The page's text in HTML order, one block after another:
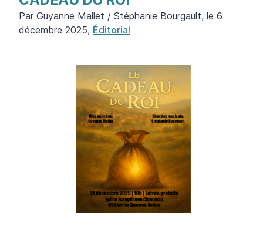
Par Guyanne Mallet / Stéphanie Bourgault, le 6
décembre 2025, Éditorial